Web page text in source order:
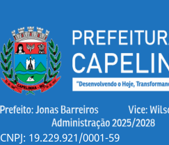
CNPJ: 19.229.921/0001-59